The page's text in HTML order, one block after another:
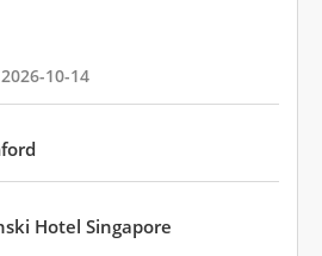
10-14
Hotel Singapore